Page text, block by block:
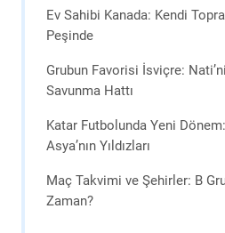
Ev Sahibi Kanada: Kendi
Peşinde
Grubun Favorisi İsviçre:
Savunma Hattı
Katar Futbolunda Yeni
Asya’nın Yıldızları
Maç Takvimi ve Şehirler: B
Zaman?